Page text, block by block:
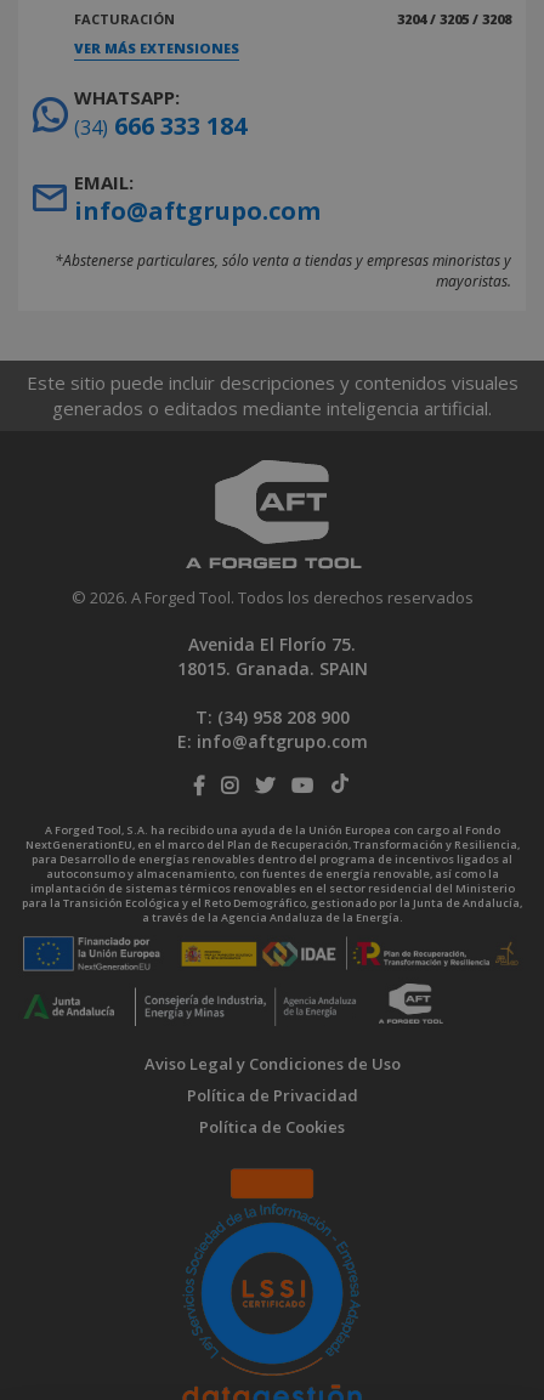
FACTURACIÓN
3204 / 3205 / 3208
VER MÁS EXTENSIONES
WHATSAPP:
(34) 666 333 184
EMAIL:
info@aftgrupo.com
*Abstenerse particulares, sólo venta a tiendas y empresas minoristas y
mayoristas.
Este sitio puede incluir descripciones y contenidos visuales
generados o editados mediante inteligencia artificial.
© 2026. A Forged Tool. Todos los derechos reservados
Avenida El Florío 75.
18015. Granada. SPAIN
T: (34) 958 208 900
E: info@aftgrupo.com
A Forged Tool, S.A. ha recibido una ayuda de la Unión Europea con cargo al Fondo
NextGenerationEU, en el marco del Plan de Recuperación, Transformación y Resiliencia,
para Desarrollo de energías renovables dentro del programa de incentivos ligados al
autoconsumo y almacenamiento, con fuentes de energía renovable, así como la
implantación de sistemas térmicos renovables en el sector residencial del Ministerio
para la Transición Ecológica y el Reto Demográfico, gestionado por la Junta de Andalucía,
a través de la Agencia Andaluza de la Energía.
Aviso Legal y Condiciones de Uso
Política de Privacidad
Política de Cookies